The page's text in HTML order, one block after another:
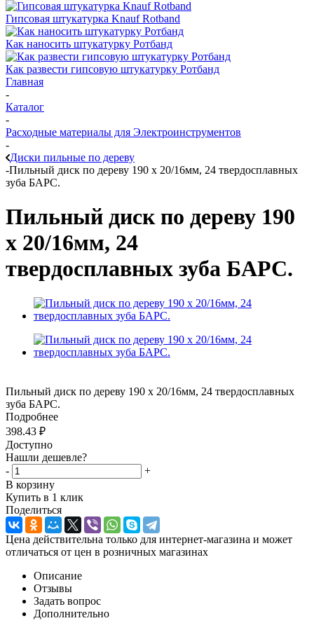
Гипсовая штукатурка Knauf Rotband
Как наносить штукатурку Ротбанд
Как развести гипсовую штукатурку Ротбанд
Главная
-
Каталог
-
Расходные материалы для Электроинструментов
-
Диски пильные по дереву
-Пильный диск по дереву 190 x 20/16мм, 24 твердосплавных
зуба БАРС.
Пильный диск по дереву 190
x 20/16мм, 24
твердосплавных зуба БАРС.
Пильный диск по дереву 190 x 20/16мм, 24 твердосплавных
зуба БАРС.
Подробнее
398.43 ₽
Доступно
Нашли дешевле?
-
+
В корзину
Купить в 1 клик
Поделиться
Цена действительна только для интернет-магазина и может
отличаться от цен в розничных магазинах
Описание
Отзывы
Задать вопрос
Дополнительно